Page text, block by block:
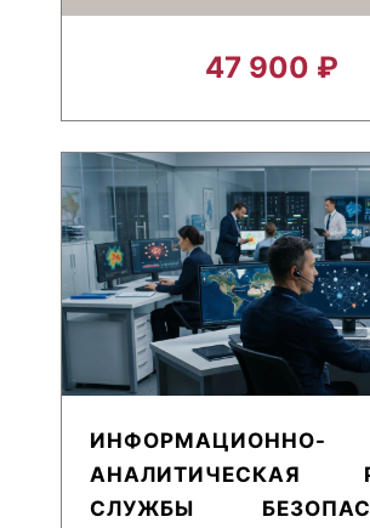
47 900 ₽
ИНФОРМАЦИОННО-
АНАЛИТИЧЕСКАЯ
СЛУЖБЫ